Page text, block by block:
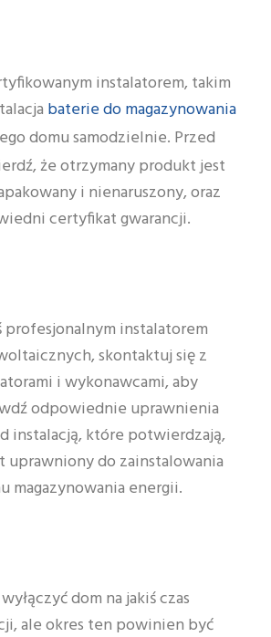
instalatorem, takim
baterie do magazynowania
domu samodzielnie. Przed
że otrzymany produkt jest
i nienaruszony, oraz
certyfikat gwarancji.
instalatorem
skontaktuj się z
i wykonawcami, aby
odpowiednie uprawnienia
instalacją, które potwierdzają,
uprawniony do zainstalowania
magazynowania energii.
dom na jakiś czas
ale okres ten powinien być